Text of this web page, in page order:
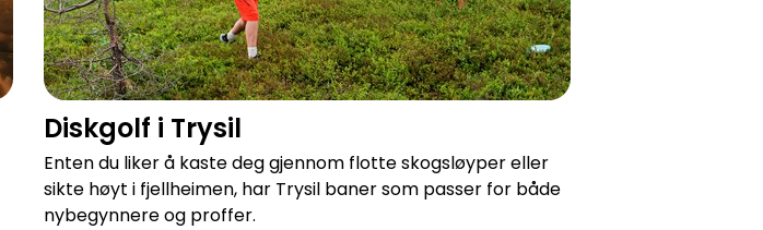
Diskgolf i Trysil
Enten du liker å kaste deg gjennom flotte skogsløyper eller
sikte høyt i fjellheimen, har Trysil baner som passer for både
nybegynnere og proffer.